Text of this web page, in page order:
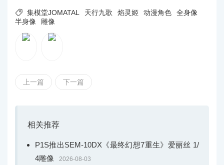
 集模堂JOMATAL 天行九歌 焰灵姬 动漫角色
全身像
半身像
雕像
上一篇 下一篇
相关推荐
P1S推出SEM-10DX《最终幻想7重生》爱丽丝 1/
4雕像
2026-08-03